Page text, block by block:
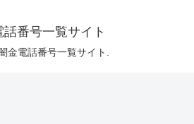
話番号一覧サイト
金電話番号一覧サイト.